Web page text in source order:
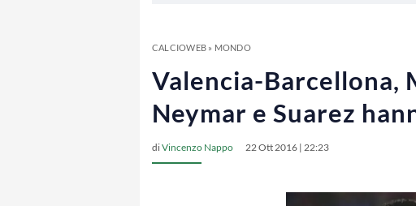
CALCIOWEB» MONDO
Valencia-Barcellona,
Neymar e Suarez
diVincenzo Nappo 22 Ott 2016 | 22:23